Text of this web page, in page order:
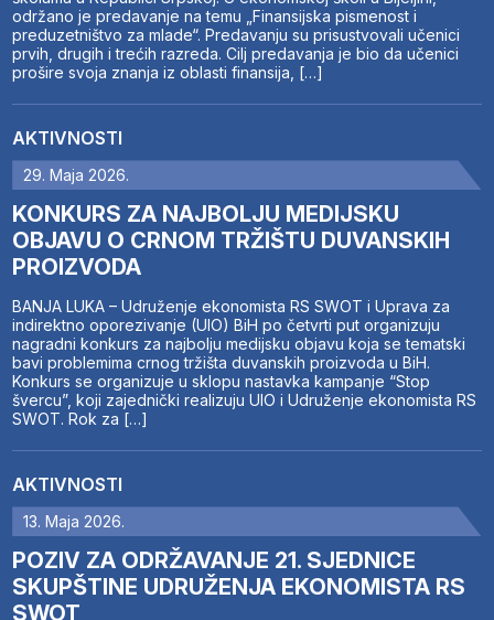
održano je predavanje na temu „Finansijska pismenost i
preduzetništvo za mlade“. Predavanju su prisustvovali učenici
prvih, drugih i trećih razreda. Cilj predavanja je bio da učenici
prošire svoja znanja iz oblasti finansija, […]
AKTIVNOSTI
29. Maja 2026.
KONKURS ZA NAJBOLJU MEDIJSKU
OBJAVU O CRNOM TRŽIŠTU DUVANSKIH
PROIZVODA
BANJA LUKA – Udruženje ekonomista RS SWOT i Uprava za
indirektno oporezivanje (UIO) BiH po četvrti put organizuju
nagradni konkurs za najbolju medijsku objavu koja se tematski
bavi problemima crnog tržišta duvanskih proizvoda u BiH.
Konkurs se organizuje u sklopu nastavka kampanje “Stop
švercu”, koji zajednički realizuju UIO i Udruženje ekonomista RS
SWOT. Rok za […]
AKTIVNOSTI
13. Maja 2026.
POZIV ZA ODRŽAVANJE 21. SJEDNICE
SKUPŠTINE UDRUŽENJA EKONOMISTA RS
SWOT